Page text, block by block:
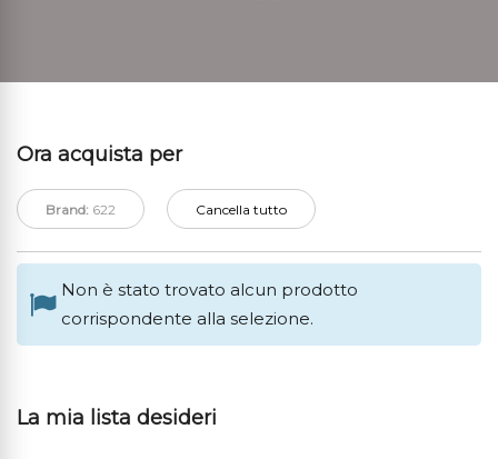
Ora acquista per
Brand: 622 Cancella tutto
Non è stato trovato alcun prodotto
corrispondente alla selezione.
La mia lista desideri